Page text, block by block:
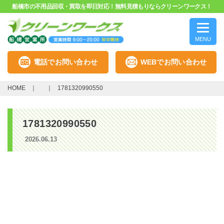
船橋市の不用品回収・買取を即日対応！無料見積もりならクリーンワークス！
MENU
電話でお問い合わせ WEBでお問い合わせ
HOME 1781320990550
1781320990550
2026.06.13